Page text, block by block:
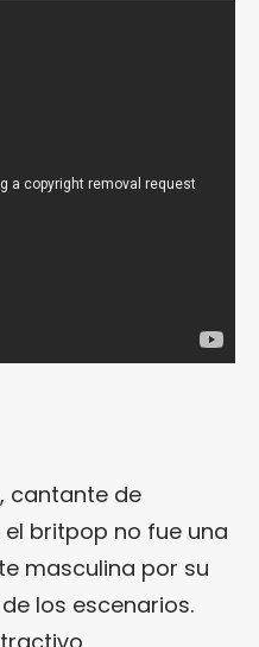
, cantante de
britpop no fue una
masculina por su
los escenarios.